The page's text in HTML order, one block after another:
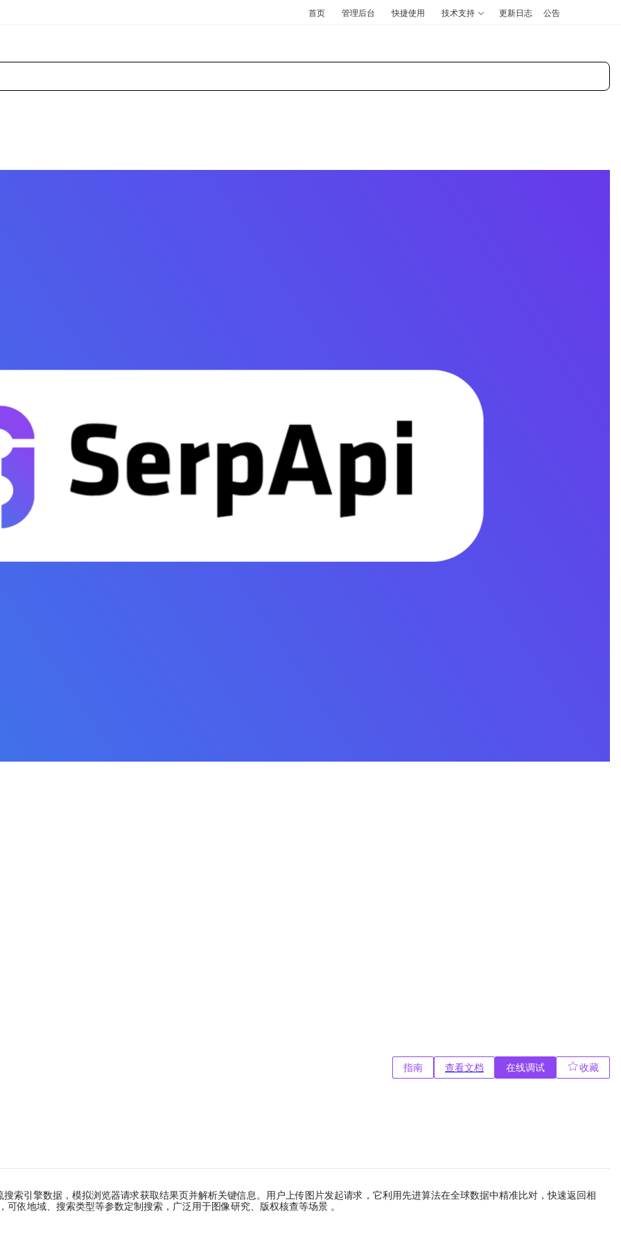
首页 管理后台 快捷使用 技术支持 更新日志 公告
指南 查看文档 在线调试 收藏
索引擎数据，模拟浏览器请求获取结果页并解析关键信息。用户上传图片发起请求，它利用先进算法在全球数据中精准比对，快速返回相
依地域、搜索类型等参数定制搜索，广泛用于图像研究、版权核查等场景 。